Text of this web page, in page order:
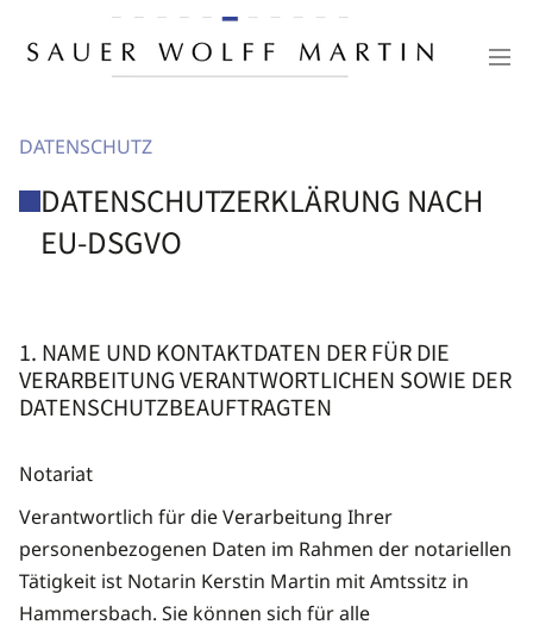
DATENSCHUTZ
DATENSCHUTZERKLÄRUNG NACH
EU-DSGVO
1. NAME UND KONTAKTDATEN DER FÜR DIE
VERARBEITUNG VERANTWORTLICHEN SOWIE DER
DATENSCHUTZBEAUFTRAGTEN
Notariat
Verantwortlich für die Verarbeitung Ihrer
personenbezogenen Daten im Rahmen der notariellen
Tätigkeit ist Notarin Kerstin Martin mit Amtssitz in
Hammersbach. Sie können sich für alle